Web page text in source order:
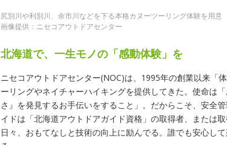
尻別川や利別川、余市川などを下る本格カヌーツーリング体験を用意
画像提供：ニセコアウトドアセンター
北海道で、一生モノの「感動体験」を
ニセコアウトドアセンター(NOC)は、1995年の創業以来「
ーリングやネイチャーハイキングを提供してきた。使命は
さ』を発見するお手伝いをすること」。だからこそ、安全
イドは「北海道アウトドアガイド資格」の取得者、または
日々、おもてなしと技術の向上に励んでる。誰でも安心し